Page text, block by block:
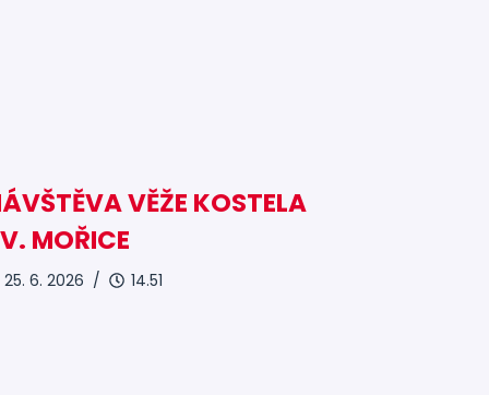
VĚŽE KOSTELA
MOŘICE
25. 6. 2026 / 14.51